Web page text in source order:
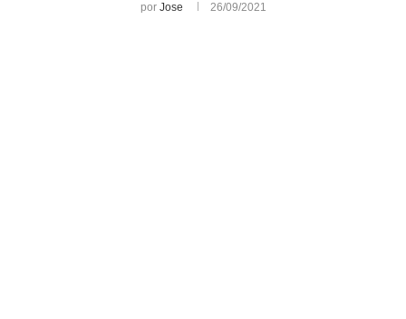
por Jose 26/09/2021